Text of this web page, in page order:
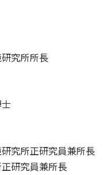
究所所長
究所正研究員兼所長
研究員兼所長